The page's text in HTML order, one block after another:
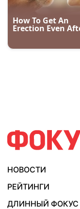
НОВОСТИ
РЕЙТИНГИ
ДЛИННЫЙ ФОКУС